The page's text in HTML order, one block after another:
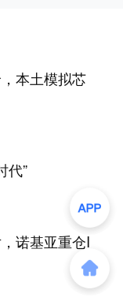
本土模拟芯
代”
诺基亚重仓I